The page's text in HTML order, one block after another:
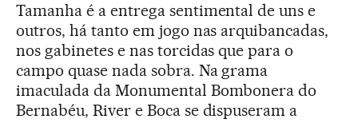
Tamanha é a entrega sentimental de uns e
outros, há tanto em jogo nas arquibancadas,
nos gabinetes e nas torcidas que para o
campo quase nada sobra. Na grama
imaculada da Monumental Bombonera do
Bernabéu, River e Boca se dispuseram a